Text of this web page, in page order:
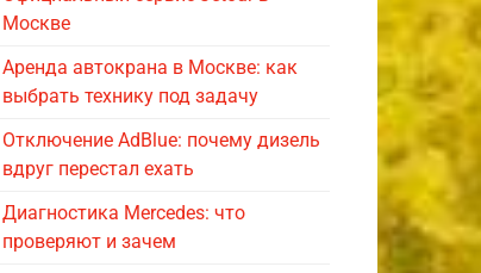
Москве
Аренда автокрана в Москве: как
выбрать технику под задачу
Отключение AdBlue: почему дизель
вдруг перестал ехать
Диагностика Mercedes: что
проверяют и зачем